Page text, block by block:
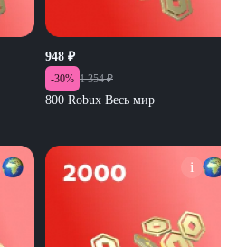
948 ₽
-30% 1 354 ₽
800 Robux Весь мир
i